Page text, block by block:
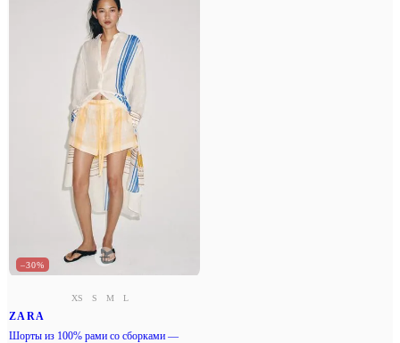
–30%
XS S M L
ZARA
Шорты из 100% рами со сборками —